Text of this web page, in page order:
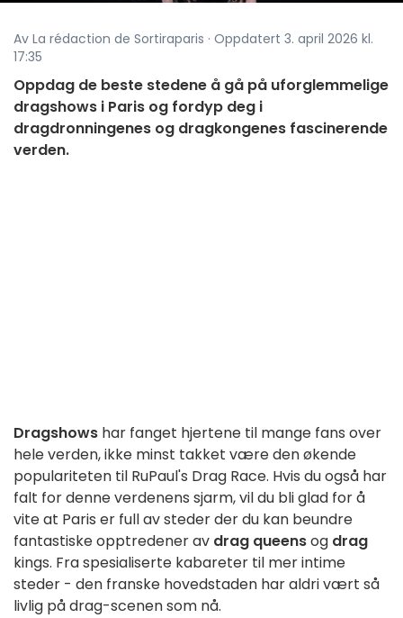
Av La rédaction de Sortiraparis · Oppdatert 3. april 2026 kl.
17:35
Oppdag de beste stedene å gå på uforglemmelige
dragshows i Paris og fordyp deg i
dragdronningenes og dragkongenes fascinerende
verden.
Dragshows har fanget hjertene til mange fans over
hele verden, ikke minst takket være den økende
populariteten til RuPaul's Drag Race. Hvis du også har
falt for denne verdenens sjarm, vil du bli glad for å
vite at Paris er full av steder der du kan beundre
fantastiske opptredener av drag queensog drag
kings. Fra spesialiserte kabareter til mer intime
steder - den franske hovedstaden har aldri vært så
livlig på drag-scenen som nå.